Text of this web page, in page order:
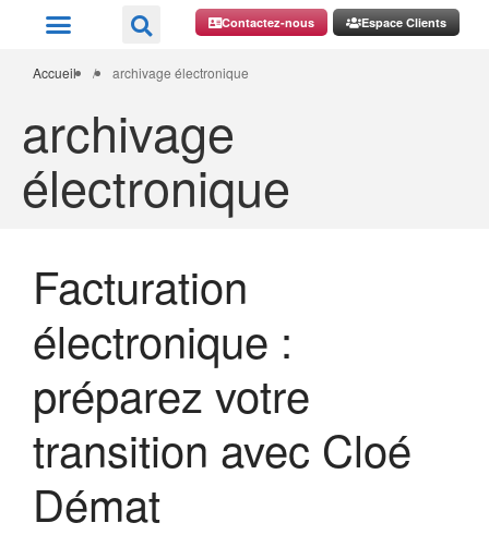
Contactez-nous Espace Clients
Accueil / archivage électronique
archivage
électronique
Facturation
électronique :
préparez votre
transition avec Cloé
Démat​